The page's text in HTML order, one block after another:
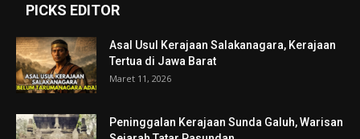
PICKS EDITOR
Asal Usul Kerajaan Salakanagara, Kerajaan
Tertua di Jawa Barat
Maret 11, 2026
Peninggalan Kerajaan Sunda Galuh, Warisan